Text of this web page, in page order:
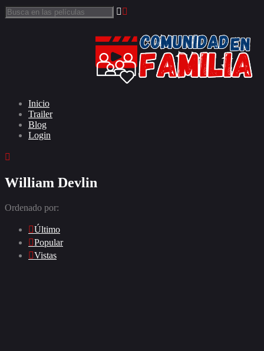
Inicio
Trailer
Blog
Login
William Devlin
Ordenado por:
Último
Popular
Vistas